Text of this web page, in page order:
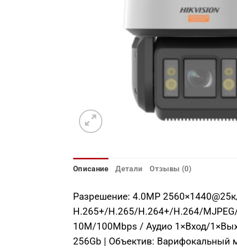
Описание Детали Отзывы (0)
Разрешение: 4.0МР
H.265+/H.265/H.264+/H.264/
10M/100Mbps / Аудио 1×Вход/
256Gb | Объектив: Варифокальный